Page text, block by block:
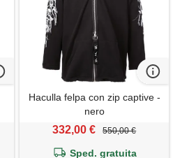
Haculla felpa con zip captive -
nero
332,00 € 550,00 €
Sped. gratuita